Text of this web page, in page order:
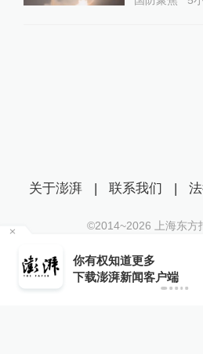
你有权知道更多
下载澎湃新闻客户端
关于澎湃 | 联系我们 |
©2014~2026 上海东方
互联网新闻信息服务许可
沪公网安备